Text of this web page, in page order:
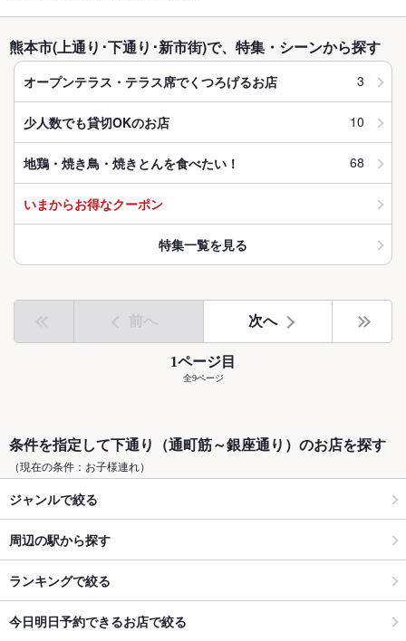
熊本市(上通り･下通り･新市街)で、特集・シーンから探す
オープンテラス・テラス席でくつろげるお店 3
少人数でも貸切OKのお店 10
地鶏・焼き鳥・焼きとんを食べたい！ 68
いまからお得なクーポン
特集一覧を見る
前へ 次へ
1ページ目
全9ページ
条件を指定して下通り（通町筋～銀座通り）のお店を探す
（現在の条件：お子様連れ）
ジャンルで絞る
周辺の駅から探す
ランキングで絞る
今日明日予約できるお店で絞る